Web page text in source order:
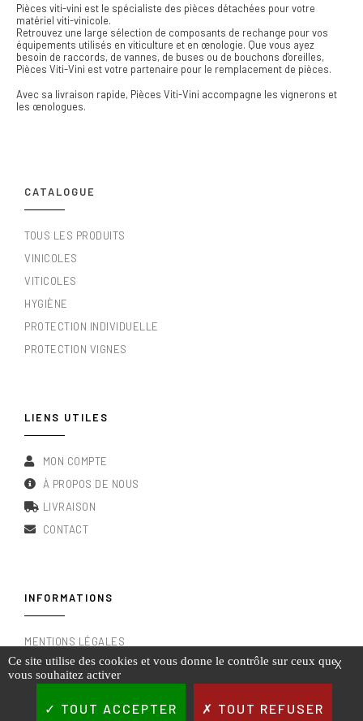
Pièces viti-vini est le spécialiste des pièces détachées pour votre
matériel viti-vinicole.
Retrouvez une large sélection de composants de rechange pour vos
équipements utilisés en viticulture et en œnologie. Que vous ayez
besoin de raccords, de vannes, de buses ou de bouchons d'oreilles,
Pièces Viti-Vini est votre partenaire pour le remplacement de pièces.
Avec sa livraison rapide, Pièces Viti-Vini accompagne les vignerons et
les œnologues.
CATALOGUE
TOUS LES PRODUITS
VINICOLES
VITICOLES
HYGIÈNE
PROTECTION INDIVIDUELLE
PROTECTION VIGNES
LIENS UTILES
MON COMPTE
À PROPOS DE NOUS
LIVRAISON
CONTACT
INFORMATIONS
MENTIONS LÉGALES
CONDITIONS GÉNÉRALES DE VENTE
RGPD & POLITIQUE DE CONFIDENTIALITÉ
X
Ce site utilise des cookies et vous donne le contrôle sur ceux que
vous souhaitez activer
TOUT ACCEPTER TOUT REFUSER